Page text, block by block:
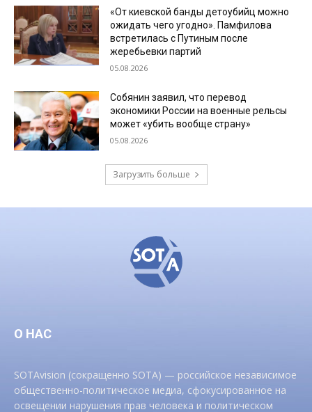
«От киевской банды детоубийц можно
ожидать чего угодно». Памфилова
встретилась с Путиным после
жеребьевки партий
05.08.2026
Собянин заявил, что перевод
экономики России на военные рельсы
может «убить вообще страну»
05.08.2026
Загрузить больше
О НАС
SOTAvision (сокращенно SOTA) — российское независимое
общественно-политическое медиа, сфокусированное на
освещении нарушения прав человека и политическом